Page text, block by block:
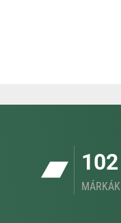
102
MÁRKÁK